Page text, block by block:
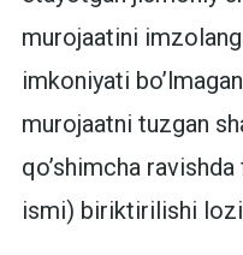
murojaatini
imkoniyati
murojaatni tuzgan
qo’shimcha
ismi) biriktirilishi